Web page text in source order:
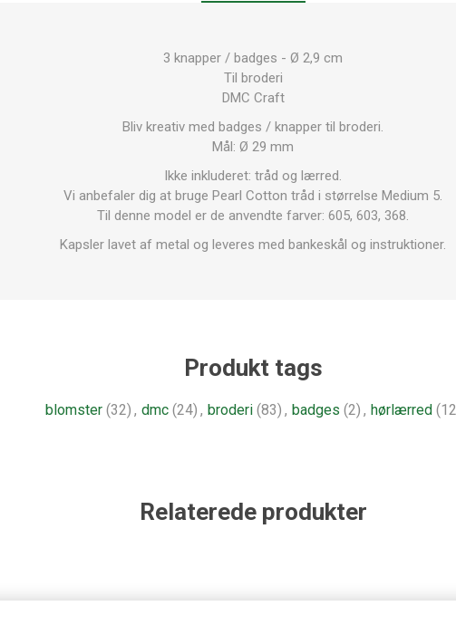
3 knapper / badges - Ø 2,9 cm
Til broderi
DMC Craft
Bliv kreativ med badges / knapper til broderi.
Mål: Ø 29 mm
Ikke inkluderet: tråd og lærred.
Vi anbefaler dig at bruge Pearl Cotton tråd i størrelse Medium 5.
Til denne model er de anvendte farver: 605, 603, 368.
Kapsler lavet af metal og leveres med bankeskål og instruktioner.
Produkt tags
blomster (32) , dmc (24) , broderi (83) , badges (2) , hørlærred
Relaterede produkter